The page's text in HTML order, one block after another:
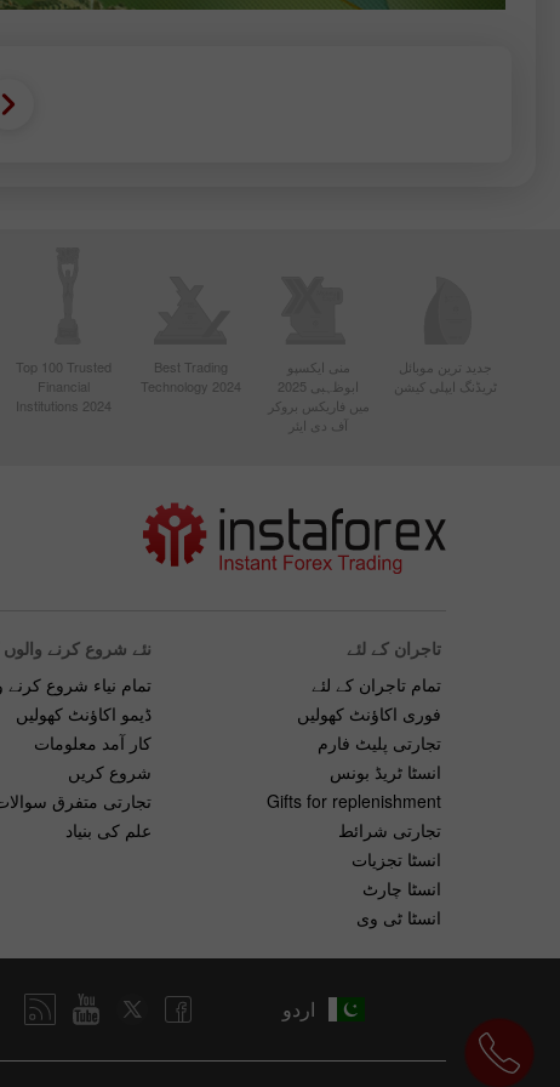
جدید ترین موبائل
ٹریڈنگ ایپلی کیشن
منی ایکسپو
ابوظہبی 2025
میں فاریکس بروکر
آف دی ایئر
Best Trading
Technology 2024
Top 100 Trusted
Financial
Institutions 2024
تاجران کے لئے
تمام تاجران کے لئے
فوری اکاؤنٹ کھولیں
تجارتی پلیٹ فارم
انسٹا ٹریڈ بونس
Gifts for replenishment
تجارتی شرائط
انسٹا تجزیات
انسٹا چارٹ
انسٹا ٹی وی
نئے شروع کرنے والوں
تمام نیاء شروع کرنے
ڈیمو اکاؤنٹ کھولیں
کار آمد معلومات
شروع کریں
تجارتی متفرق
علم کی بنیاد
اردو